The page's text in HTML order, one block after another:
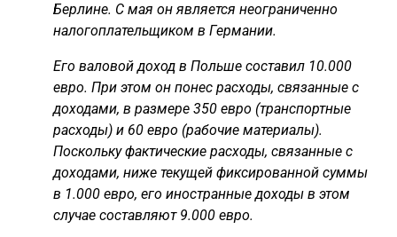
Берлине. С мая он является неограниченно
налогоплательщиком в Германии.
Его валовой доход в Польше составил 10.000
евро. При этом он понес расходы, связанные с
доходами, в размере 350 евро (транспортные
расходы) и 60 евро (рабочие материалы).
Поскольку фактические расходы, связанные с
доходами, ниже текущей фиксированной суммы
в 1.000 евро, его иностранные доходы в этом
случае составляют 9.000 евро.